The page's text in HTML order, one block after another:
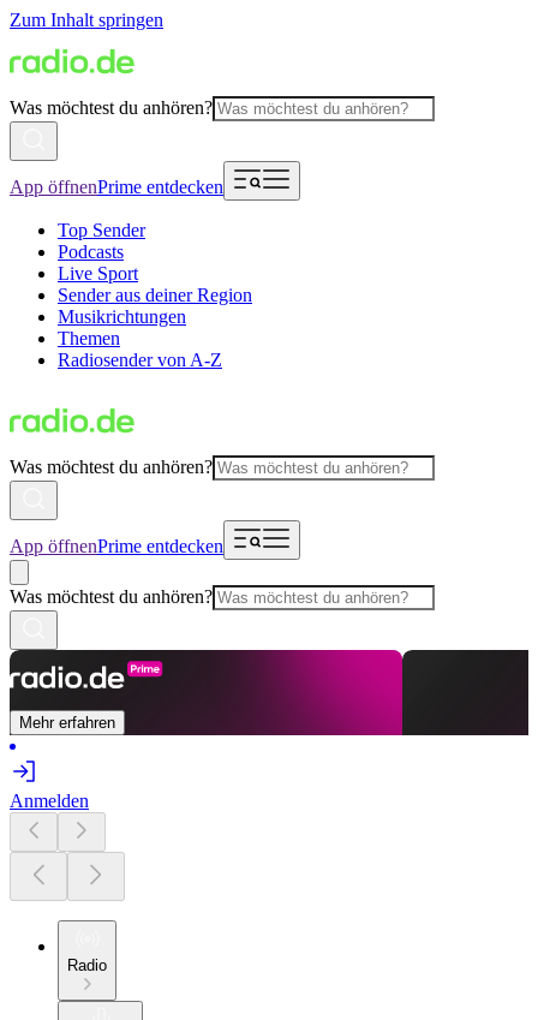
Zum Inhalt springen
Was möchtest du anhören?
App öffnenPrime entdecken
Top Sender
Podcasts
Live Sport
Sender aus deiner Region
Musikrichtungen
Themen
Radiosender von A-Z
Was möchtest du anhören?
App öffnenPrime entdecken
Was möchtest du anhören?
Mehr erfahren
Anmelden
Radio